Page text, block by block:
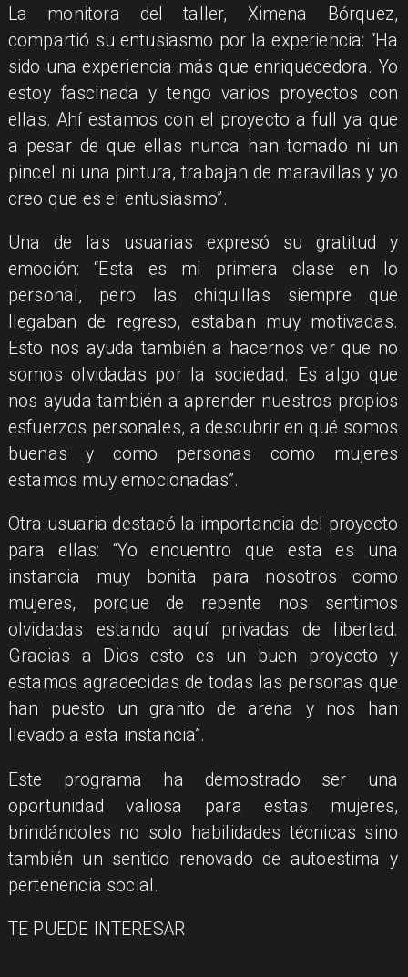
La monitora del taller, Ximena Bórquez,
compartió su entusiasmo por la experiencia: “Ha
sido una experiencia más que enriquecedora. Yo
estoy fascinada y tengo varios proyectos con
ellas. Ahí estamos con el proyecto a full ya que
a pesar de que ellas nunca han tomado ni un
pincel ni una pintura, trabajan de maravillas y yo
creo que es el entusiasmo”.
Una de las usuarias expresó su gratitud y
emoción: “Esta es mi primera clase en lo
personal, pero las chiquillas siempre que
llegaban de regreso, estaban muy motivadas.
Esto nos ayuda también a hacernos ver que no
somos olvidadas por la sociedad. Es algo que
nos ayuda también a aprender nuestros propios
esfuerzos personales, a descubrir en qué somos
buenas y como personas como mujeres
estamos muy emocionadas”.
Otra usuaria destacó la importancia del proyecto
para ellas: “Yo encuentro que esta es una
instancia muy bonita para nosotros como
mujeres, porque de repente nos sentimos
olvidadas estando aquí privadas de libertad.
Gracias a Dios esto es un buen proyecto y
estamos agradecidas de todas las personas que
han puesto un granito de arena y nos han
llevado a esta instancia”.
Este programa ha demostrado ser una
oportunidad valiosa para estas mujeres,
brindándoles no solo habilidades técnicas sino
también un sentido renovado de autoestima y
pertenencia social.
TE PUEDE INTERESAR